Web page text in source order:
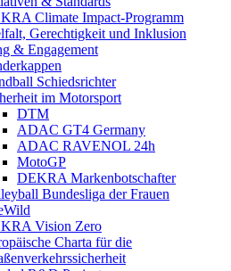
Climate Impact-Programm
Gerechtigkeit und Inklusion​
& Engagement
Schiedsrichter
im Motorsport
DTM
ADAC GT4 Germany
ADAC RAVENOL 24h
MotoGP
DEKRA Markenbotschafter
Bundesliga der Frauen
Vision Zero
Charta für die